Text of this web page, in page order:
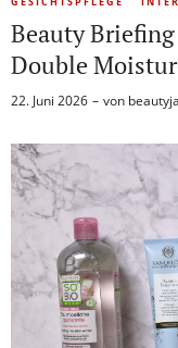
Beauty
Double
22. Juni 2026 von